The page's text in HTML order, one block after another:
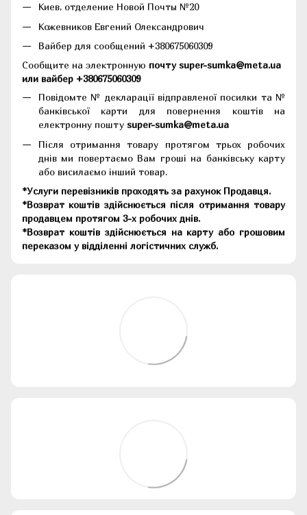
Киев, отделение Новой Почты №20
Кожевников Евгений Олександрович
Вайбер для сообщений +380675060309
Сообщите на электронную почту super-sumka@meta.ua
или вайбер +380675060309
Повідомте № декларації відправленої посилки та №
банківської карти для повернення коштів на
електронну пошту super-sumka@meta.ua
Після отримання товару протягом трьох робочих
днів ми повертаємо Вам гроші на банківську карту
або висилаємо інший товар.
*Услуги перевізників проходять за рахунок Продавця.
*Возврат коштів здійснюється після отримання товару
продавцем протягом 3-х робочих днів.
*Возврат коштів здійснюється на карту або грошовим
переказом у відділенні логістичних служб.